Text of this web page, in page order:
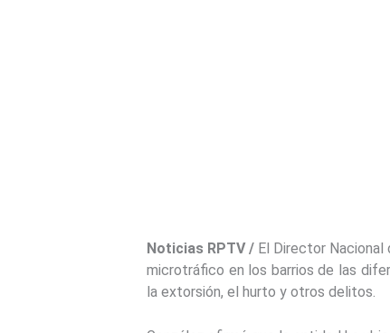
Noticias RPTV / El Director Nacional
microtráfico en los barrios de las
la extorsión, el hurto y otros delitos.